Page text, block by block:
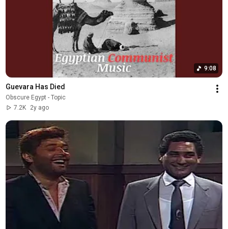
9:08
Guevara Has Died
Obscure Egypt - Topic
7.2K
2y ago